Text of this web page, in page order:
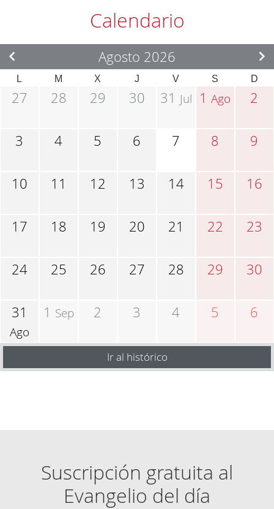
Calendario
Agosto 2026
L M X J V S D
27 28 29 30 31 Jul 1Ago 2
3 4 5 6 7 8 9
10 11 12 13 14 15 16
17 18 19 20 21 22 23
24 25 26 27 28 29 30
31
Ago
1 Sep 2 3 4 5 6
Ir al histórico
Suscripción gratuita al
Evangelio del día